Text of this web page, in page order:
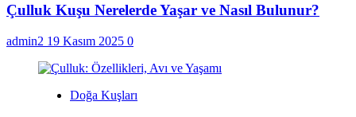
Çulluk Kuşu Nerelerde Yaşar ve Nasıl Bulunur?
admin2 19 Kasım 2025 0
Doğa Kuşları